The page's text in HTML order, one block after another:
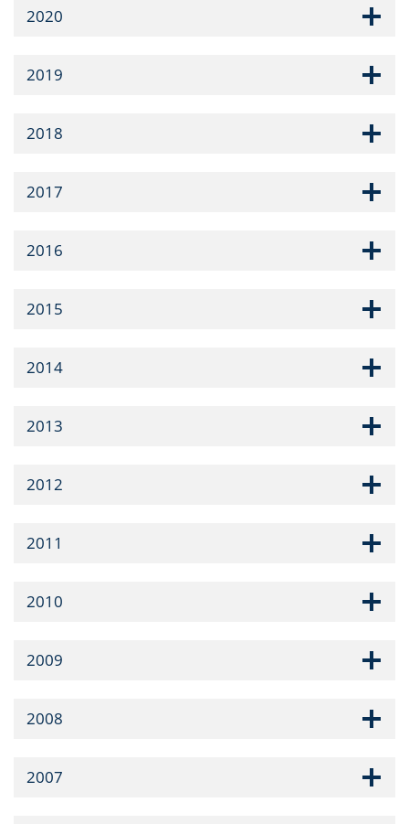
2020
2019
2018
2017
2016
2015
2014
2013
2012
2011
2010
2009
2008
2007